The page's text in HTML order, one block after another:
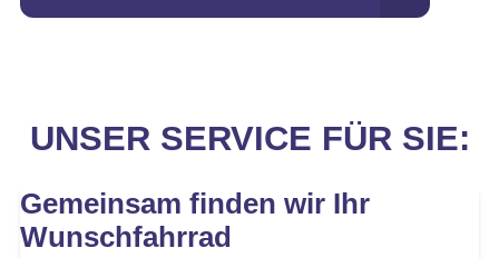
UNSER SERVICE FÜR SIE:
Gemeinsam finden wir Ihr
Wunschfahrrad